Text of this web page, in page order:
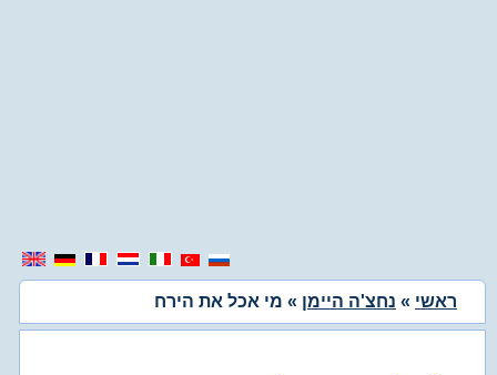
ראשי » נחצ'ה היימן » מי אכל את הירח